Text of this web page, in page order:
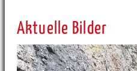
Aktuelle Bilder